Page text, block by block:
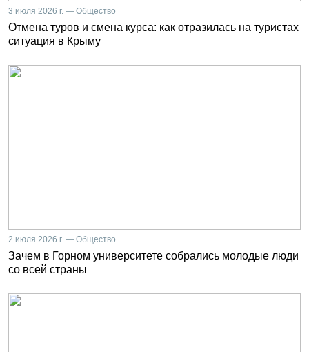
3 июля 2026 г. — Общество
Отмена туров и смена курса: как отразилась на туристах
ситуация в Крыму
2 июля 2026 г. — Общество
Зачем в Горном университете собрались молодые люди
со всей страны